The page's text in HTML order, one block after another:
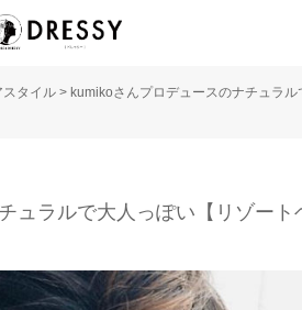
スタイル > kumikoさんプロデュースのナチュラル
ュラルで大人っぽい【リゾート